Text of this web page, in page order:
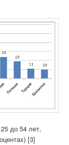
до 54 лет,
[3]